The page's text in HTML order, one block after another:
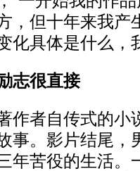
，但十年来我产
化具体是什么，
志很直接
者自传式的小
事。影片结尾，
年苦役的生活。